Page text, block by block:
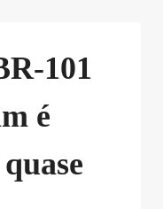
101
é